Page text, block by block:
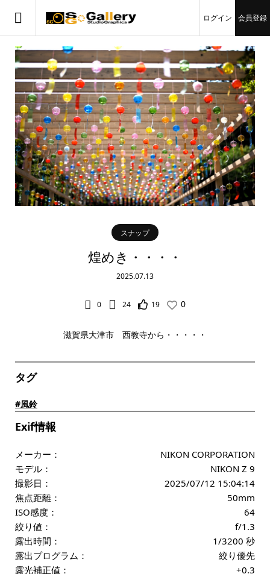
ログイン 会員登録
スナップ
煌めき・・・・
2025.07.13
0 24 19 0
滋賀県大津市 西教寺から・・・・・
タグ
#風鈴
Exif情報
メーカー：
NIKON CORPORATION
モデル：
NIKON Z 9
撮影日：
2025/07/12 15:04:14
焦点距離：
50mm
ISO感度：
64
絞り値：
f/1.3
露出時間：
1/3200 秒
露出プログラム：
絞り優先
露光補正値：
+0.3